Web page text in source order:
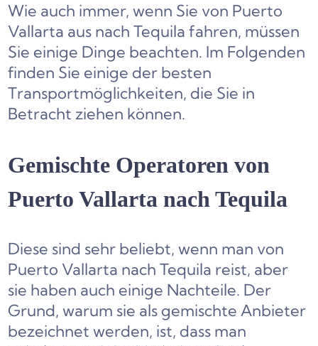
Wie auch immer, wenn Sie von Puerto
Vallarta aus nach Tequila fahren, müssen
Sie einige Dinge beachten. Im Folgenden
finden Sie einige der besten
Transportmöglichkeiten, die Sie in
Betracht ziehen können.
Gemischte Operatoren von
Puerto Vallarta nach Tequila
Diese sind sehr beliebt, wenn man von
Puerto Vallarta nach Tequila reist, aber
sie haben auch einige Nachteile. Der
Grund, warum sie als gemischte Anbieter
bezeichnet werden, ist, dass man